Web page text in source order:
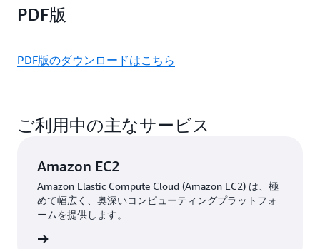
PDF版
PDF版のダウンロードはこちら
ご利用中の主なサービス
Amazon EC2
Amazon Elastic Compute Cloud (Amazon EC2) は、極
めて幅広く、奥深いコンピューティングプラットフォ
ームを提供します。